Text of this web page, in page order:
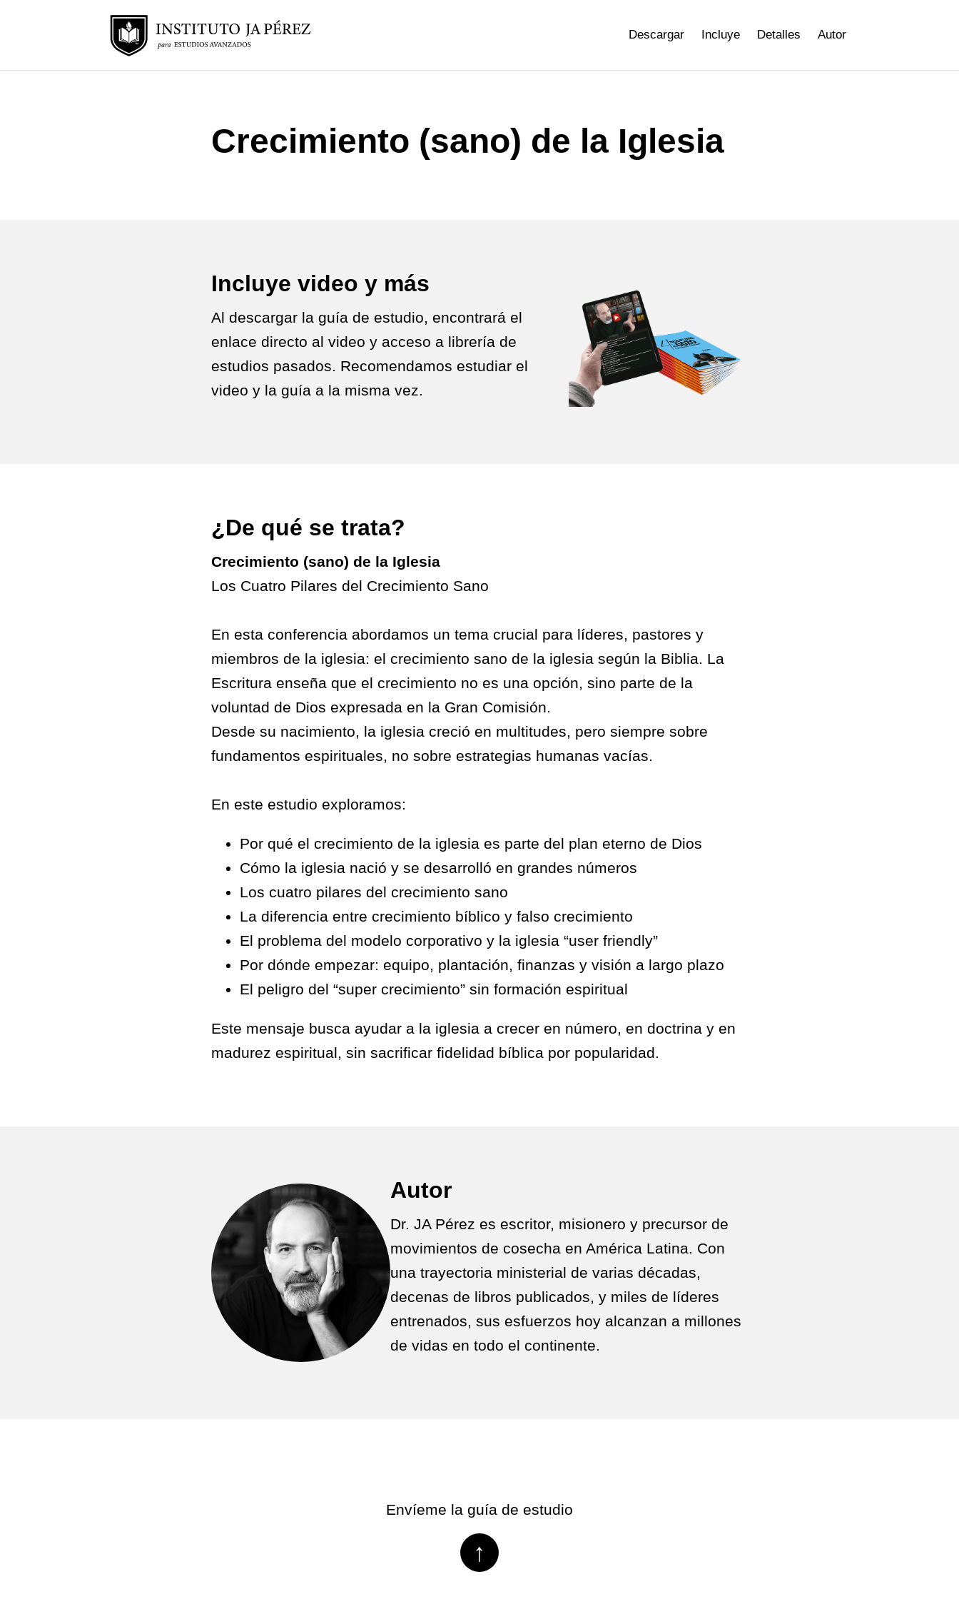
Descargar Incluye Detalles Autor
Crecimiento (sano) de la Iglesia
Incluye video y más
Al descargar la guía de estudio, encontrará el
enlace directo al video y acceso a librería de
estudios pasados. Recomendamos estudiar el
video y la guía a la misma vez.
¿De qué se trata?
Crecimiento (sano) de la Iglesia
Los Cuatro Pilares del Crecimiento Sano
En esta conferencia abordamos un tema crucial para líderes, pastores y
miembros de la iglesia: el crecimiento sano de la iglesia según la Biblia. La
Escritura enseña que el crecimiento no es una opción, sino parte de la
voluntad de Dios expresada en la Gran Comisión.
Desde su nacimiento, la iglesia creció en multitudes, pero siempre sobre
fundamentos espirituales, no sobre estrategias humanas vacías.
En este estudio exploramos:
Por qué el crecimiento de la iglesia es parte del plan eterno de Dios
Cómo la iglesia nació y se desarrolló en grandes números
Los cuatro pilares del crecimiento sano
La diferencia entre crecimiento bíblico y falso crecimiento
El problema del modelo corporativo y la iglesia “user friendly”
Por dónde empezar: equipo, plantación, finanzas y visión a largo plazo
El peligro del “super crecimiento” sin formación espiritual
Este mensaje busca ayudar a la iglesia a crecer en número, en doctrina y en
madurez espiritual, sin sacrificar fidelidad bíblica por popularidad.
Autor
Dr. JA Pérez es escritor, misionero y precursor de
movimientos de cosecha en América Latina. Con
una trayectoria ministerial de varias décadas,
decenas de libros publicados, y miles de líderes
entrenados, sus esfuerzos hoy alcanzan a millones
de vidas en todo el continente.
Envíeme la guía de estudio
↑